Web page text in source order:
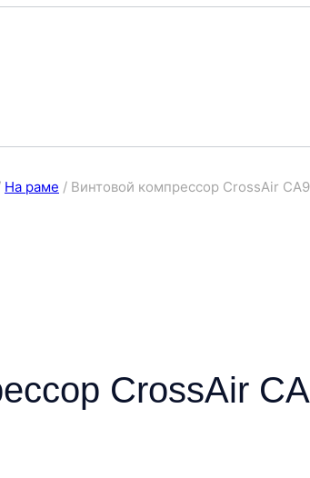
На раме / Винтовой компрессор CrossAir
CrossAir